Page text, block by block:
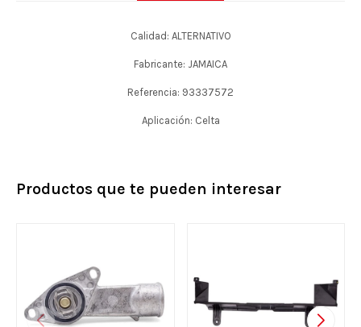
Calidad: ALTERNATIVO
Fabricante: JAMAICA
Referencia: 93337572
Aplicación: Celta
Productos que te pueden interesar